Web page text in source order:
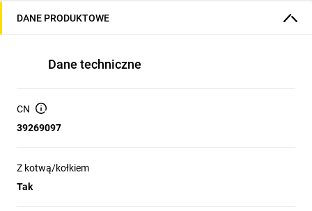
mebli itp. odbywający się poprzez
uchwycie gwoździa hartowanego.
pewne zamocowanie, szczególnie
materiałach budowlanych typu
DANE PRODUKTOWE
Dane techniczne
CN
39269097
Z kotwą/kołkiem
Tak